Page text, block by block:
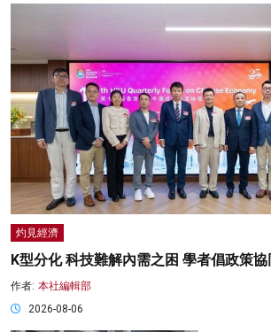
灼見經濟
K型分化 科技難解內需之困 學者倡政策協
作者: 本社編輯部
2026-08-06